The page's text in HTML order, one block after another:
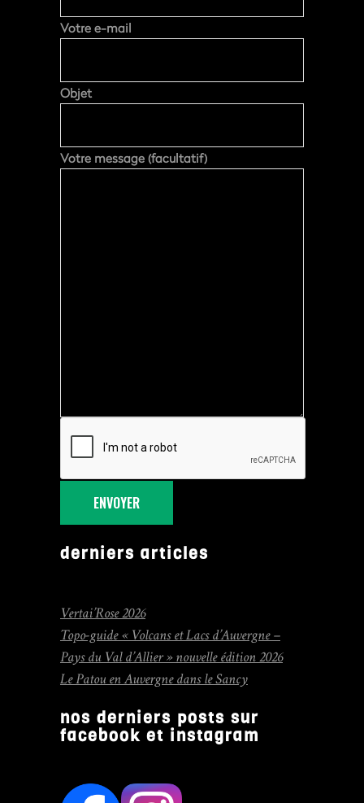
Votre e-mail
Objet
Votre message (facultatif)
ENVOYER
derniers articles
Vertai’Rose 2026
Topo-guide « Volcans et Lacs d’Auvergne –
Pays du Val d’Allier » nouvelle édition 2026
Le Patou en Auvergne dans le Sancy
nos derniers posts sur
facebook et instagram